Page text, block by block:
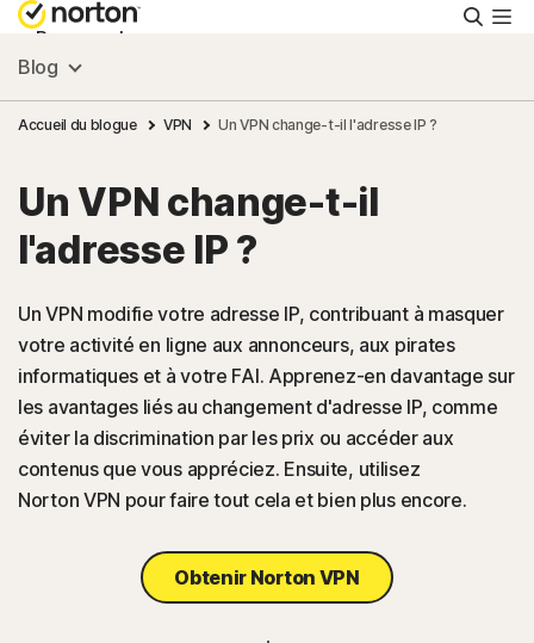
Personnel
Small Business
Ressources
Support
Essayer gratuitement
France
Connexion
Blog
Accueil du blogue VPN Un VPN change-t-il l'adresse IP ?
Un VPN change-t-il
l'adresse IP ?
Un VPN modifie votre adresse IP, contribuant à masquer
votre activité en ligne aux annonceurs, aux pirates
informatiques et à votre FAI. Apprenez-en davantage sur
les avantages liés au changement d'adresse IP, comme
éviter la discrimination par les prix ou accéder aux
contenus que vous appréciez. Ensuite, utilisez
Norton VPN pour faire tout cela et bien plus encore.
Obtenir Norton VPN